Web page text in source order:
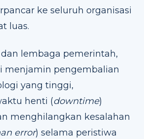
ke seluruh organisasi
luas.
lembaga pemerintah,
menjamin pengembalian
yang tinggi,
henti (downtime)
menghilangkan kesalahan
error) selama peristiwa